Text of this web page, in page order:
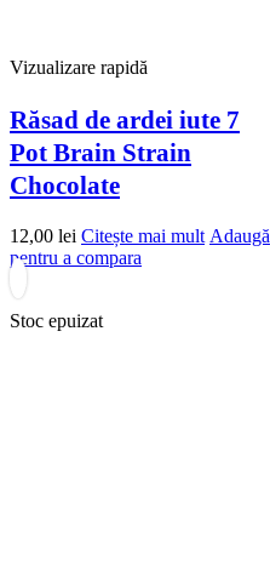
Vizualizare rapidă
Răsad de ardei iute 7
Pot Brain Strain
Chocolate
12,00 lei Citește mai mult Adaugă
pentru a compara
Stoc epuizat